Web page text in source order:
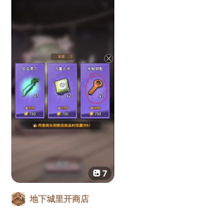
商人（月卡）后，价格会有折扣。
社区彩蛋：完成社区悬赏任务获得社区金币，
蛋抽奖，有几率能够
7
地下城里开商店